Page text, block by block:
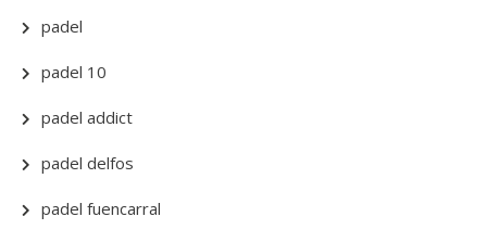
padel
padel 10
padel addict
padel delfos
padel fuencarral